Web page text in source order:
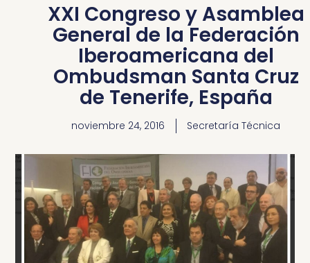
XXI Congreso y Asamblea
General de la Federación
Iberoamericana del
Ombudsman Santa Cruz
de Tenerife, España
noviembre 24, 2016 Secretaría Técnica